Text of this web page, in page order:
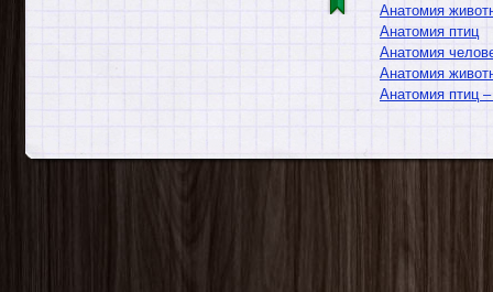
Анатомия
Анатомия птиц
Анатомия
Анатомия
Анатомия птиц